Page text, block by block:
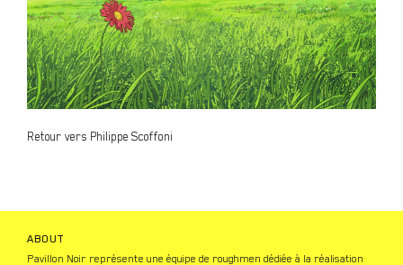
Retour vers Philippe Scoffoni
ABOUT
Pavillon Noir représente une équipe de roughmen dédiée à la réalisation